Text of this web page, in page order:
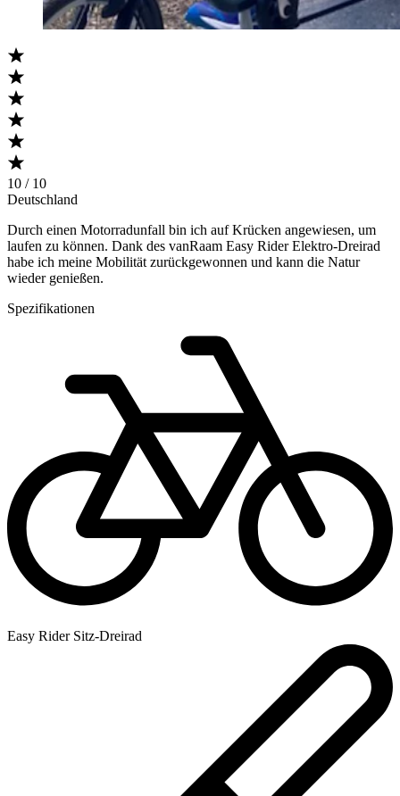
10 / 10
Deutschland
Durch einen Motorradunfall bin ich auf Krücken angewiesen, um
laufen zu können. Dank des vanRaam Easy Rider Elektro-Dreirad
habe ich meine Mobilität zurückgewonnen und kann die Natur
wieder genießen.
Spezifikationen
Easy Rider Sitz-Dreirad